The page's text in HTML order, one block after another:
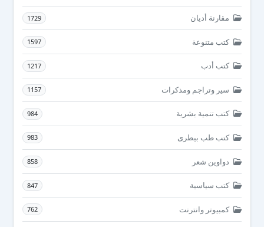
مقارنة أديان 1729
كتب متنوعة 1597
كتب أدب 1217
سير وتراجم ومذكرات 1157
كتب تنمية بشرية 984
كتب طب بيطرى 983
دواوين شعر 858
كتب سياسية 847
كمبيوتر وانترنت 762